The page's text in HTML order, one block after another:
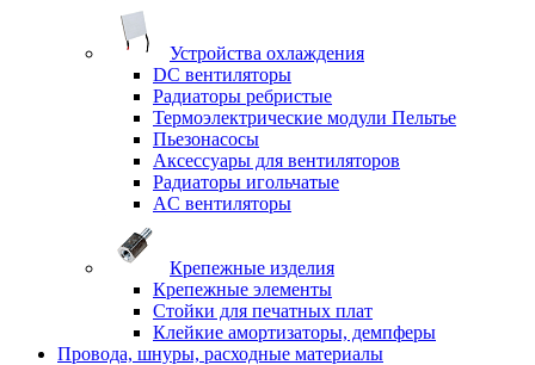
Устройства охлаждения
DC вентиляторы
Радиаторы ребристые
Термоэлектрические модули Пельтье
Пьезонасосы
Аксессуары для вентиляторов
Радиаторы игольчатые
AC вентиляторы
Крепежные изделия
Крепежные элементы
Стойки для печатных плат
Клейкие амортизаторы, демпферы
Провода, шнуры, расходные материалы